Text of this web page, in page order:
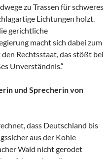
zu Trassen für schweres
Lichtungen holzt.
gerichtliche
macht sich dabei zum
Rechtsstaat, das stößt bei
Unverständnis.“
und Sprecherin von
dass Deutschland bis
aus der Kohle
Wald nicht gerodet